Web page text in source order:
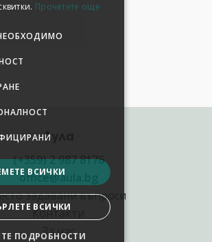
Аула
(+359) 2 987 8176
office@aula.bg
задавани въпроси
Контакти
За нас
Прочетете още
ВСИЧКИ
ВСИЧКИ
ПОДРОБНОСТИ